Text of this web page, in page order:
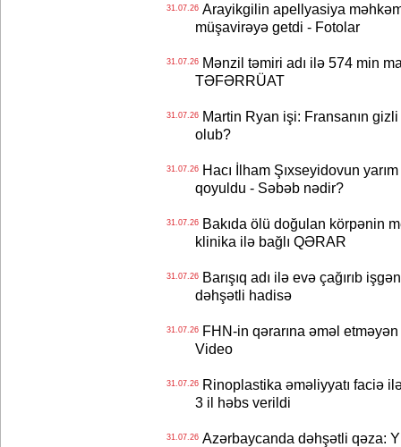
31.07.26Arayikgilin apellyasiya
müşavirəyə getdi - Fotolar
31.07.26Mənzil təmiri adı ilə 574 min
TƏFƏRRÜAT
31.07.26Martin Ryan işi: Fransanın gizli
olub?
31.07.26Hacı İlham Şıxseyidovun
qoyuldu - Səbəb nədir?
31.07.26Bakıda ölü doğulan körpənin
klinika ilə bağlı QƏRAR
31.07.26Barışıq adı ilə evə çağırıb
dəhşətli hadisə
31.07.26FHN-in qərarına əməl
Video
31.07.26Rinoplastika əməliyyatı faciə
3 il həbs verildi
31.07.26Azərbaycanda dəhşətli qəza: